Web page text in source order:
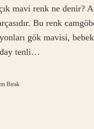
mavi renk ne denir?
Bu renk
gök mavisi,
tenli…
Bırak